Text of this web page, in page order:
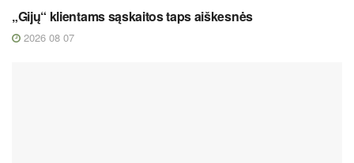
„Gijų“ klientams sąskaitos taps aiškesnės
2026 08 07